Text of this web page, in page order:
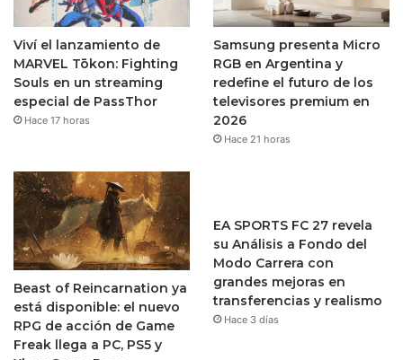
Viví el lanzamiento de
MARVEL Tōkon: Fighting
Souls en un streaming
especial de PassThor
Hace 17 horas
Samsung presenta Micro
RGB en Argentina y
redefine el futuro de los
televisores premium en
2026
Hace 21 horas
Beast of Reincarnation ya
está disponible: el nuevo
RPG de acción de Game
Freak llega a PC, PS5 y
EA SPORTS FC 27 revela
su Análisis a Fondo del
Modo Carrera con
grandes mejoras en
transferencias y realismo
Hace 3 días